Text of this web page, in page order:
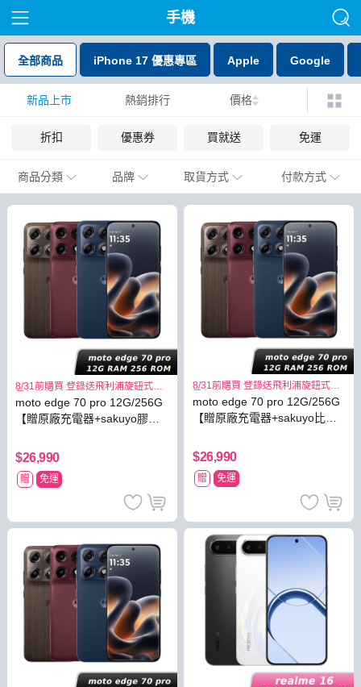
手機
全部商品 iPhone 17 優惠專區 Apple Google
新品上市 熱銷排行 價格
折扣 優惠券 買就送 免運
商品分類 品牌 取貨方式 付款方式
8/31前購買 登錄送飛利浦旋鈕式海
moto edge 70 pro 12G/256G
【贈原廠充電器+sakuyo膠原
$26,990
贈 免運
8/31前購買 登錄送飛利浦旋鈕式海
moto edge 70 pro 12G/256G
【贈原廠充電器+sakuyo比菲
$26,990
贈 免運